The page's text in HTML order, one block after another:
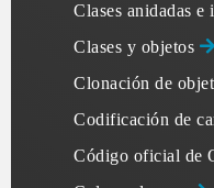
Clases anidadas e
Clases y objetos
Clonación de
Codificación de
Código oficial de